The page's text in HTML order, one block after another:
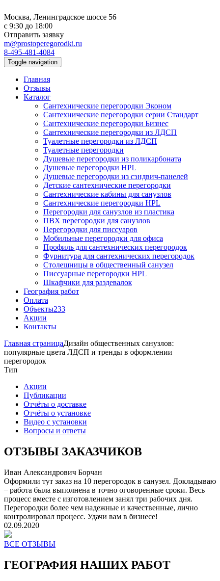
Москва, Ленинградское шоссе 56
с 9:30 до 18:00
Отправить заявку
m@prostoperegorodki.ru
8-495-481-4084
Toggle navigation
Главная
Отзывы
Каталог
Сантехнические перегородки Эконом
Сантехнические перегородки серии Стандарт
Сантехнические перегородки Бизнес
Сантехнические перегородки из ЛДСП
Туалетные перегородки из ЛДСП
Туалетные перегородки
Душевые перегородки из поликарбоната
Душевые перегородки HPL
Душевые перегородки из сэндвич-панелей
Детские сантехнические перегородки
Сантехнические кабины для санузлов
Сантехнические перегородки HPL
Перегородки для санузлов из пластика
ПВХ перегородки для санузлов
Перегородки для писсуаров
Мобильные перегородки для офиса
Профиль для сантехнических перегородок
Фурнитура для сантехнических перегородок
Столешницы в общественный санузел
Писсуарные перегородки HPL
Шкафчики для раздевалок
География работ
Оплата
Объекты233
Акции
Контакты
Главная страницаДизайн общественных санузлов:
популярные цвета ЛДСП и тренды в оформлении
перегородок
Тип
Акции
Публикации
Отчёты о доставке
Отчёты о установке
Видео с установки
Вопросы и ответы
ОТЗЫВЫ ЗАКАЗЧИКОВ
Иван Александрович Борчан
Оформили тут заказ на 10 перегородок в санузел. Докладываю
– работа была выполнена в точно оговоренные сроки. Весь
процесс вместе с изготовлением занял три рабочих дня.
Перегородки более чем надежные и качественные, лично
контролировал процесс. Удачи вам в бизнесе!
02.09.2020
ВСЕ ОТЗЫВЫ
ГЕОГРАФИЯ НАШИХ РАБОТ